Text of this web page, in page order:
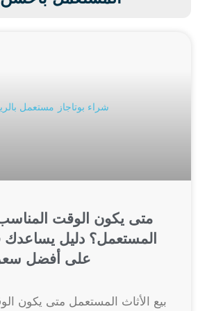
متى يكون الوقت المناسب
المستعمل؟ دليل
على أفضل
بيع الأثاث المستعمل متى يكون